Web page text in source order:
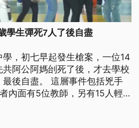
學生彈死7人了後自盡
，初七早起發生槍案，一位14
阿公阿媽刣死了後，才去學校
後自盡。 這層事件包括兇手
內面有5位教師，另有15人輕